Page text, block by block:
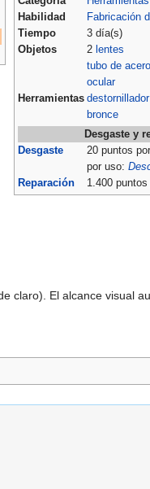
Habilidad
Fabricación
Tiempo
3 día(s)
Objetos
2 lentes
tubo de acero
ocular
Herramientas destornillador
bronce
Desgaste y
Desgaste
20 puntos
por uso:
Reparación
1.400 puntos
claro). El alcance visual